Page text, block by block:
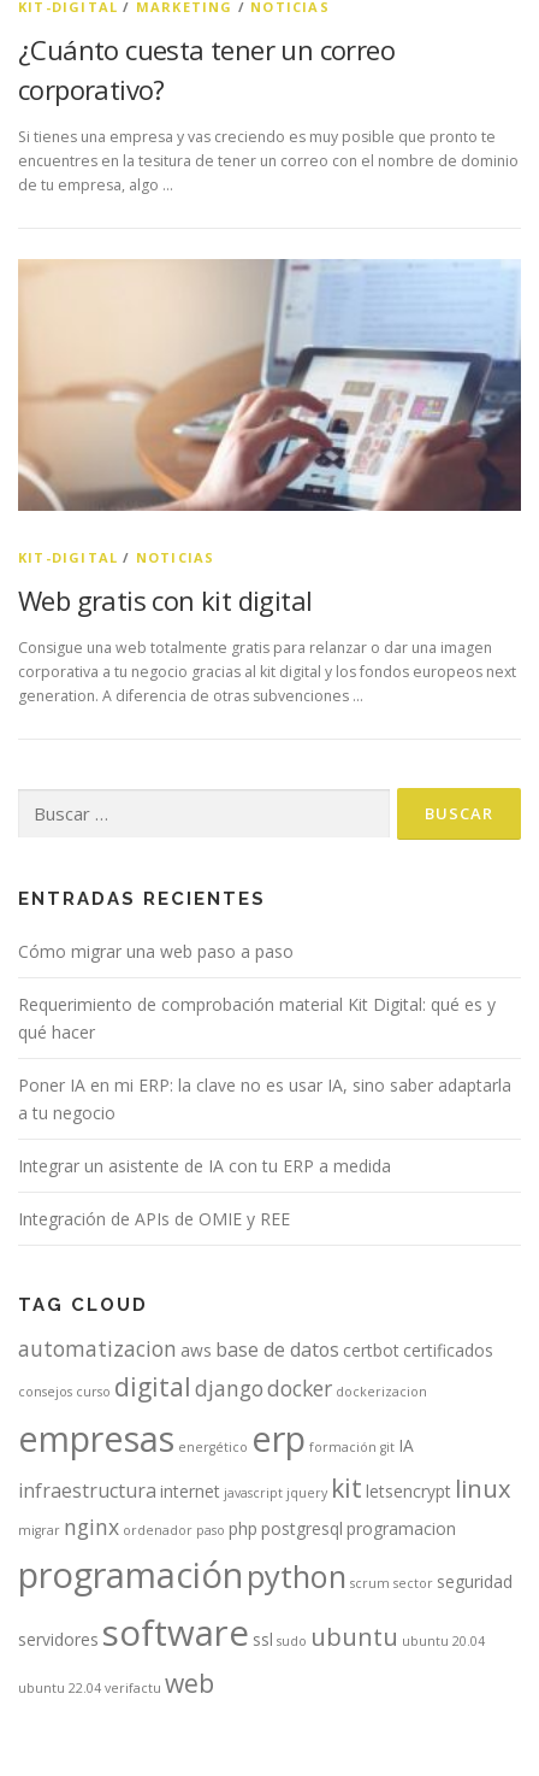
KIT-DIGITAL / MARKETING / NOTICIAS
¿Cuánto cuesta tener un correo
corporativo?
Si tienes una empresa y vas creciendo es muy posible que pronto te
encuentres en la tesitura de tener un correo con el nombre de dominio
de tu empresa, algo …
KIT-DIGITAL / NOTICIAS
Web gratis con kit digital
Consigue una web totalmente gratis para relanzar o dar una imagen
corporativa a tu negocio gracias al kit digital y los fondos europeos next
generation. A diferencia de otras subvenciones …
ENTRADAS RECIENTES
Cómo migrar una web paso a paso
Requerimiento de comprobación material Kit Digital: qué es y
qué hacer
Poner IA en mi ERP: la clave no es usar IA, sino saber adaptarla
a tu negocio
Integrar un asistente de IA con tu ERP a medida
Integración de APIs de OMIE y REE
TAG CLOUD
automatizacion aws base de datos certbot certificados
consejos curso digital djangodocker dockerizacion
empresas energético erp formación git IA
infraestructura internet javascript jquery kit letsencrypt linux
migrar nginx ordenador paso php postgresql programacion
programación python scrum sector seguridad
servidores software ssl sudo ubuntu ubuntu 20.04
ubuntu 22.04 verifactu web